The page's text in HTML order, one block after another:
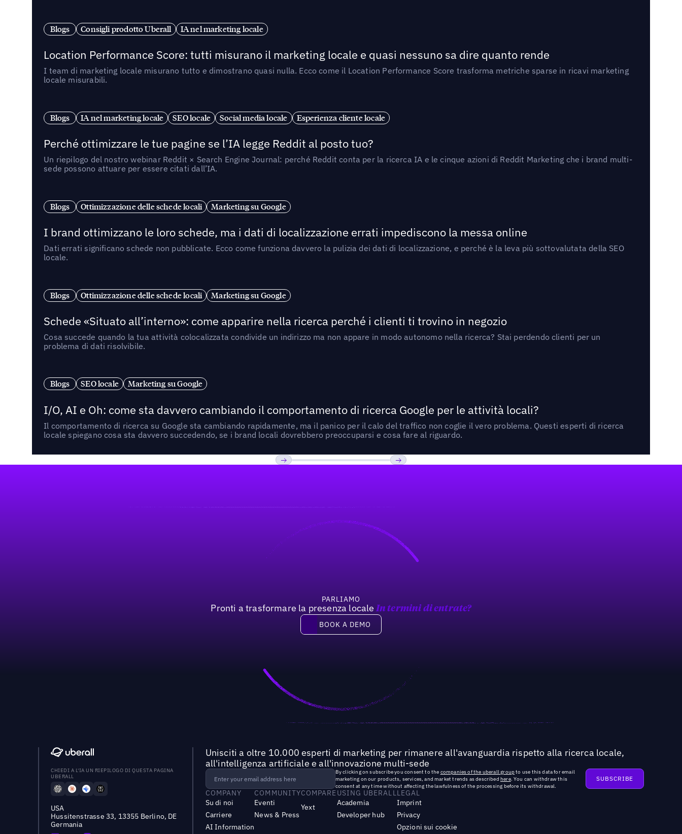
Blogs Consigli prodotto Uberall IA nel marketing locale
Location Performance Score: tutti misurano il marketing locale e quasi nessuno sa dire quanto rende
I team di marketing locale misurano tutto e dimostrano quasi nulla. Ecco come il Location Performance Score trasforma metriche sparse in ricavi marketing
locale misurabili.
Blogs IA nel marketing locale SEO locale Social media locale Esperienza cliente locale
Perché ottimizzare le tue pagine se l’IA legge Reddit al posto tuo?
Un riepilogo del nostro webinar Reddit × Search Engine Journal: perché Reddit conta per la ricerca IA e le cinque azioni di Reddit Marketing che i brand multi-
sede possono attuare per essere citati dall’IA.
Blogs Ottimizzazione delle schede locali Marketing su Google
I brand ottimizzano le loro schede, ma i dati di localizzazione errati impediscono la messa online
Dati errati significano schede non pubblicate. Ecco come funziona davvero la pulizia dei dati di localizzazione, e perché è la leva più sottovalutata della SEO
locale.
Blogs Ottimizzazione delle schede locali Marketing su Google
Schede «Situato all’interno»: come apparire nella ricerca perché i clienti ti trovino in negozio
Cosa succede quando la tua attività colocalizzata condivide un indirizzo ma non appare in modo autonomo nella ricerca? Stai perdendo clienti per un
problema di dati risolvibile.
Blogs SEO locale Marketing su Google
I/O, AI e Oh: come sta davvero cambiando il comportamento di ricerca Google per le attività locali?
Il comportamento di ricerca su Google sta cambiando rapidamente, ma il panico per il calo del traffico non coglie il vero problema. Questi esperti di ricerca
locale spiegano cosa sta davvero succedendo, se i brand locali dovrebbero preoccuparsi e cosa fare al riguardo.
PARLIAMO
Pronti a trasformare la presenza locale In termini di entrate?
Book a demo
BOOK A DEMO
CHIEDI A L'IA UN RIEPILOGO DI QUESTA PAGINA
UBERALL
USA
Hussitenstrasse 33, 13355 Berlino, DE
Germania
Unisciti a oltre 10.000 esperti di marketing per rimanere all'avanguardia rispetto alla ricerca locale,
all'intelligenza artificiale e all'innovazione multi-sede
By clicking on subscribe you consent to the companies of the uberall groupto use this data for email
marketing on our products, services, and market trends as described here. You can withdraw this
consent at any time without affecting the lawfulness of the processing before its withdrawal.
COMPANY
Su di noi
Carriere
AI Information
COMMUNITY
Eventi
News & Press
COMPARE
Yext
USING UBERALL
Academia
Developer hub
LEGAL
Imprint
Privacy
Opzioni sui cookie